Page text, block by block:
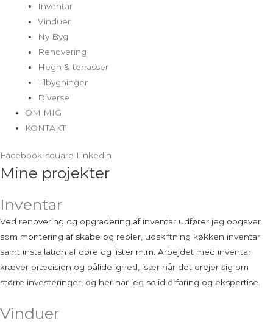
Inventar
Vinduer
Ny Byg
Renovering
Hegn & terrasser
Tilbygninger
Diverse
OM MIG
KONTAKT
Facebook-square Linkedin
Mine projekter
Inventar
Ved renovering og opgradering af inventar udfører jeg opgaver
som montering af skabe og reoler, udskiftning køkken inventar
samt installation af døre og lister m.m. Arbejdet med inventar
kræver præcision og pålidelighed, især når det drejer sig om
større investeringer, og her har jeg solid erfaring og ekspertise.
Vinduer